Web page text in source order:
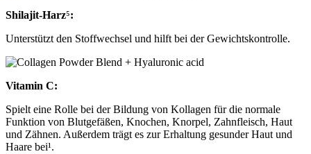
Shilajit-Harz⁵:
Unterstützt den Stoffwechsel und hilft bei der Gewichtskontrolle.
Vitamin C:
Spielt eine Rolle bei der Bildung von Kollagen für die normale
Funktion von Blutgefäßen, Knochen, Knorpel, Zahnfleisch, Haut
und Zähnen. Außerdem trägt es zur Erhaltung gesunder Haut und
Haare bei¹.